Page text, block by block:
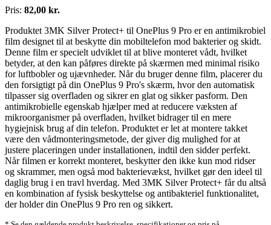
Pris: 82,00 kr.
Produktet 3MK Silver Protect+ til OnePlus 9 Pro er en antimikrobiel
film designet til at beskytte din mobiltelefon mod bakterier og skidt.
Denne film er specielt udviklet til at blive monteret vådt, hvilket
betyder, at den kan påføres direkte på skærmen med minimal risiko
for luftbobler og ujævnheder. Når du bruger denne film, placerer du
den forsigtigt på din OnePlus 9 Pro's skærm, hvor den automatisk
tilpasser sig overfladen og sikrer en glat og sikker pasform. Den
antimikrobielle egenskab hjælper med at reducere væksten af
mikroorganismer på overfladen, hvilket bidrager til en mere
hygiejnisk brug af din telefon. Produktet er let at montere takket
være den vådmonteringsmetode, der giver dig mulighed for at
justere placeringen under installationen, indtil den sidder perfekt.
Når filmen er korrekt monteret, beskytter den ikke kun mod ridser
og skrammer, men også mod bakterievækst, hvilket gør den ideel til
daglig brug i en travl hverdag. Med 3MK Silver Protect+ får du altså
en kombination af fysisk beskyttelse og antibakteriel funktionalitet,
der holder din OnePlus 9 Pro ren og sikkert.